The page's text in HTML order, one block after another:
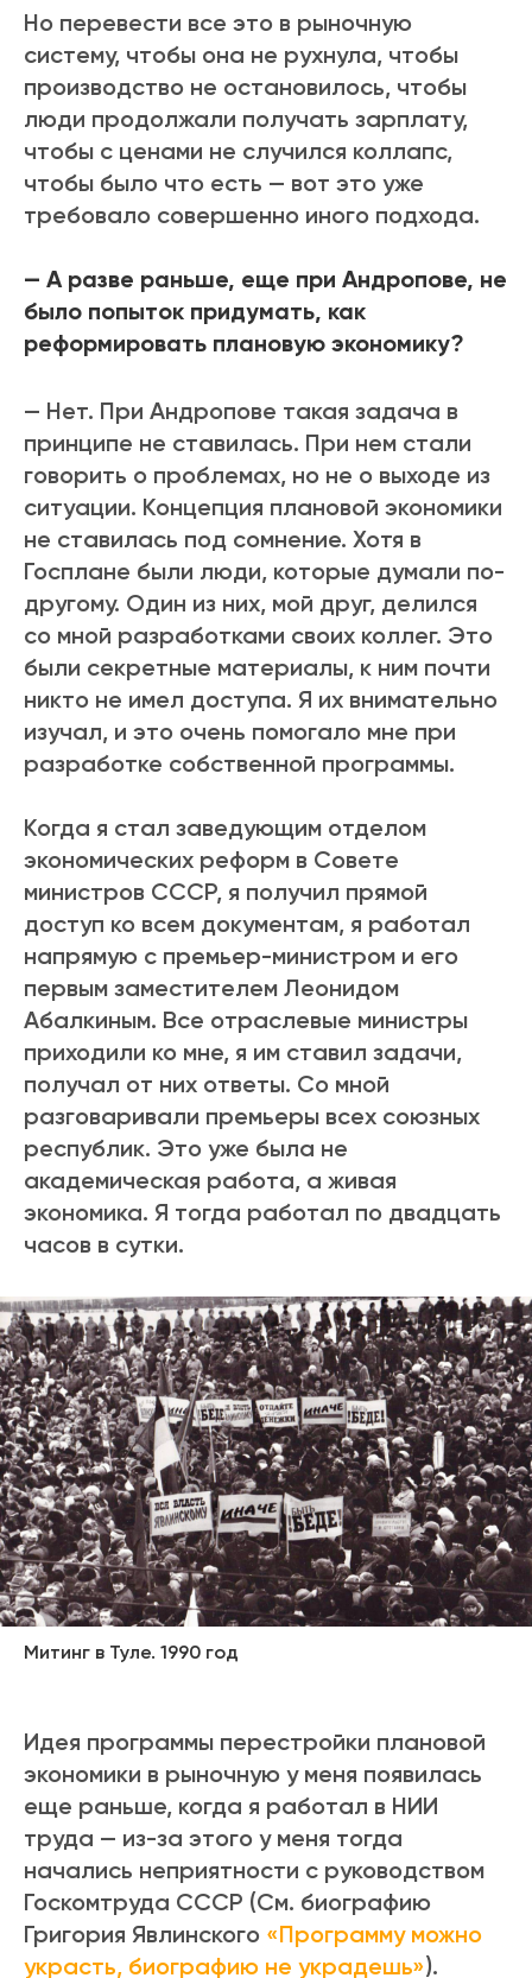
Но перевести все это в рыночную
систему, чтобы она не рухнула, чтобы
производство не остановилось, чтобы
люди продолжали получать зарплату,
чтобы с ценами не случился коллапс,
чтобы было что есть — вот это уже
требовало совершенно иного подхода.
— А разве раньше, еще при Андропове, не
было попыток придумать, как
реформировать плановую экономику?
— Нет. При Андропове такая задача в
принципе не ставилась. При нем стали
говорить о проблемах, но не о выходе из
ситуации. Концепция плановой экономики
не ставилась под сомнение. Хотя в
Госплане были люди, которые думали по-
другому. Один из них, мой друг, делился
со мной разработками своих коллег. Это
были секретные материалы, к ним почти
никто не имел доступа. Я их внимательно
изучал, и это очень помогало мне при
разработке собственной программы.
Когда я стал заведующим отделом
экономических реформ в Совете
министров СССР, я получил прямой
доступ ко всем документам, я работал
напрямую с премьер-министром и его
первым заместителем Леонидом
Абалкиным. Все отраслевые министры
приходили ко мне, я им ставил задачи,
получал от них ответы. Со мной
разговаривали премьеры всех союзных
республик. Это уже была не
академическая работа, а живая
экономика. Я тогда работал по двадцать
часов в сутки.
Митинг в Туле. 1990 год
Идея программы перестройки плановой
экономики в рыночную у меня появилась
еще раньше, когда я работал в НИИ
труда — из-за этого у меня тогда
начались неприятности с руководством
Госкомтруда СССР (См. биографию
Григория Явлинского «Программу можно
украсть, биографию не украдешь»).